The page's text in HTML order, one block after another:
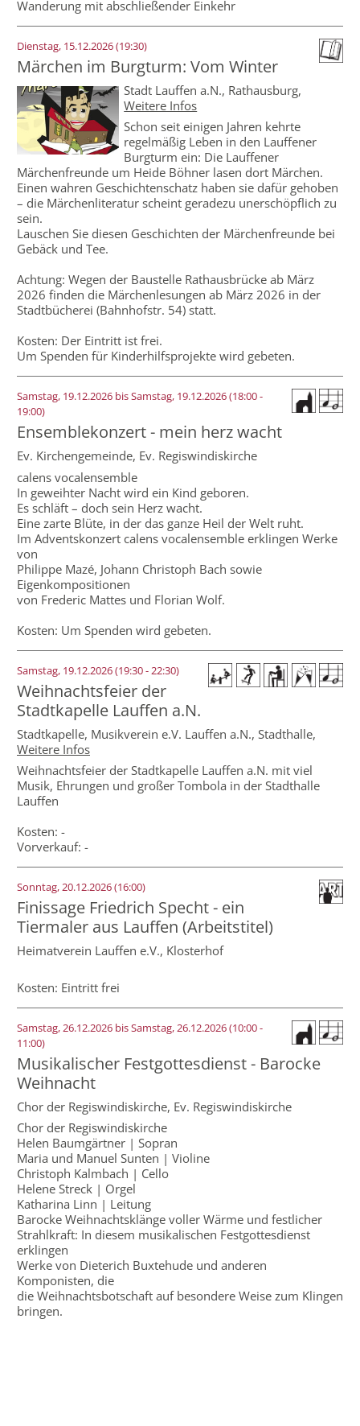
Wanderung mit abschließender Einkehr
Dienstag, 15.12.2026 (19:30)
Märchen im Burgturm: Vom Winter
Stadt Lauffen a.N., Rathausburg,
Weitere Infos
Schon seit einigen Jahren kehrte
regelmäßig Leben in den Lauffener
Burgturm ein: Die Lauffener
Märchenfreunde um Heide Böhner lasen dort Märchen.
Einen wahren Geschichtenschatz haben sie dafür gehoben
– die Märchenliteratur scheint geradezu unerschöpflich zu
sein.
Lauschen Sie diesen Geschichten der Märchenfreunde bei
Gebäck und Tee.
Achtung: Wegen der Baustelle Rathausbrücke ab März
2026 finden die Märchenlesungen ab März 2026 in der
Stadtbücherei (Bahnhofstr. 54) statt.
Kosten: Der Eintritt ist frei.
Um Spenden für Kinderhilfsprojekte wird gebeten.
Samstag, 19.12.2026 bis Samstag, 19.12.2026(18:00 -
19:00)
Ensemblekonzert - mein herz wacht
Ev. Kirchengemeinde, Ev. Regiswindiskirche
calens vocalensemble
In geweihter Nacht wird ein Kind geboren.
Es schläft – doch sein Herz wacht.
Eine zarte Blüte, in der das ganze Heil der Welt ruht.
Im Adventskonzert calens vocalensemble erklingen Werke
von
Philippe Mazé, Johann Christoph Bach sowie
Eigenkompositionen
von Frederic Mattes und Florian Wolf.
Kosten: Um Spenden wird gebeten.
Samstag, 19.12.2026 (19:30 - 22:30)
Weihnachtsfeier der
Stadtkapelle Lauffen a.N.
Stadtkapelle, Musikverein e.V. Lauffen a.N., Stadthalle,
Weitere Infos
Weihnachtsfeier der Stadtkapelle Lauffen a.N. mit viel
Musik, Ehrungen und großer Tombola in der Stadthalle
Lauffen
Kosten: -
Vorverkauf: -
Sonntag, 20.12.2026 (16:00)
Finissage Friedrich Specht - ein
Tiermaler aus Lauffen (Arbeitstitel)
Heimatverein Lauffen e.V., Klosterhof
Kosten: Eintritt frei
Samstag, 26.12.2026 bis Samstag, 26.12.2026(10:00 -
11:00)
Musikalischer Festgottesdienst - Barocke
Weihnacht
Chor der Regiswindiskirche, Ev. Regiswindiskirche
Chor der Regiswindiskirche
Helen Baumgärtner | Sopran
Maria und Manuel Sunten | Violine
Christoph Kalmbach | Cello
Helene Streck | Orgel
Katharina Linn | Leitung
Barocke Weihnachtsklänge voller Wärme und festlicher
Strahlkraft: In diesem musikalischen Festgottesdienst
erklingen
Werke von Dieterich Buxtehude und anderen
Komponisten, die
die Weihnachtsbotschaft auf besondere Weise zum Klingen
bringen.